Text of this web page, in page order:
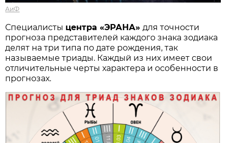
АиФ
Специалисты центра «ЭРАНА»для точности
прогноза представителей каждого знака зодиака
делят на три типа по дате рождения, так
называемые триады. Каждый из них имеет свои
отличительные черты характера и особенности в
прогнозах.